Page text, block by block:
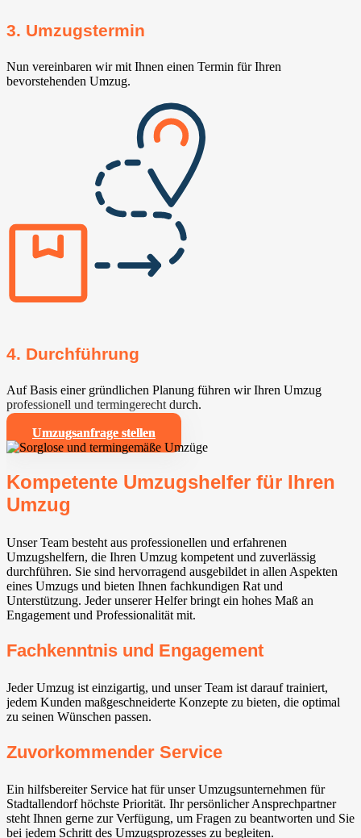
3. Umzugstermin
Nun vereinbaren wir mit Ihnen einen Termin für Ihren
bevorstehenden Umzug.
4. Durchführung
Auf Basis einer gründlichen Planung führen wir Ihren Umzug
professionell und termingerecht durch.
Umzugsanfrage stellen
Kompetente Umzugshelfer für Ihren
Umzug
Unser Team besteht aus professionellen und erfahrenen
Umzugshelfern, die Ihren Umzug kompetent und zuverlässig
durchführen. Sie sind hervorragend ausgebildet in allen Aspekten
eines Umzugs und bieten Ihnen fachkundigen Rat und
Unterstützung. Jeder unserer Helfer bringt ein hohes Maß an
Engagement und Professionalität mit.
Fachkenntnis und Engagement
Jeder Umzug ist einzigartig, und unser Team ist darauf trainiert,
jedem Kunden maßgeschneiderte Konzepte zu bieten, die optimal
zu seinen Wünschen passen.
Zuvorkommender Service
Ein hilfsbereiter Service hat für unser Umzugsunternehmen für
Stadtallendorf höchste Priorität. Ihr persönlicher Ansprechpartner
steht Ihnen gerne zur Verfügung, um Fragen zu beantworten und Sie
bei jedem Schritt des Umzugsprozesses zu begleiten.